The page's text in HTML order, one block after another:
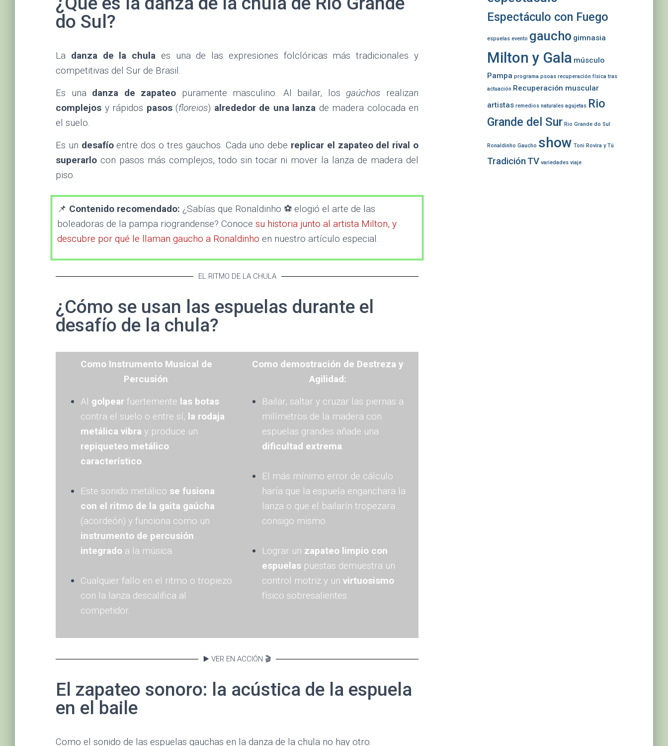
do Sul?
La danza de la chula es una de las expresiones folclóricas más tradicionales y
competitivas del Sur de Brasil.
Es una danza de zapateo puramente masculino. Al bailar, losgaúchos realizan
complejos y rápidos pasos(floreios) alrededor de una lanza de madera colocada en
el suelo.
Es un desafíoentre dos o tres gauchos. Cada uno debe replicar el zapateo del rival o
superarlo con pasos más complejos, todo sin tocar ni mover la lanza de madera del
piso.
📌 Contenido recomendado: ¿Sabías que Ronaldinho ⚽ elogió el arte de las
boleadoras de la pampa riograndense? Conoce su historia junto al artista Milton, y
descubre por qué le llaman gaucho a Ronaldinho en nuestro artículo especial.
EL RITMO DE LA CHULA
¿Cómo se usan las espuelas durante el
desafío de la chula?
Como Instrumento Musical de
Percusión:
Al golpear fuertemente las botas
contra el suelo o entre sí, la rodaja
metálica vibra y produce un
repiqueteo metálico
característico.
Este sonido metálico se fusiona
con el ritmo de la gaita gaúcha
(acordeón) y funciona como un
instrumento de percusión
integrado a la música.
Cualquier fallo en el ritmo o tropiezo
con la lanza descalifica al
competidor.
Como demostración de Destreza y
Agilidad:
Bailar, saltar y cruzar las piernas a
milímetros de la madera con
espuelas grandes añade una
dificultad extrema.
El más mínimo error de cálculo
haría que la espuela enganchara la
lanza o que el bailarín tropezara
consigo mismo.
Lograr un zapateo limpio con
espuelas puestas demuestra un
control motriz y un virtuosismo
físico sobresalientes.
▶️ VER EN ACCIÓN 🎬
El zapateo sonoro: la acústica de la espuela
en el baile
Como el sonido de las espuelas gauchas en la danza de la chula no hay otro.
Espectáculo con Fuego
espuelas evento gaucho gimnasia
Milton y Gala músculo
Pampa programa psoas recuperación física tras
actuación Recuperación muscular
artistas remedios naturales agujetas Rio
Grande del Sur Rio Grande do Sul
Ronaldinho Gaucho show Toni Rovira y Tú
Tradición TV variedades viaje